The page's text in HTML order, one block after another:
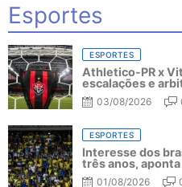
Esportes
ESPORTES
Athletico-PR x
escalações e
03/08/2026
ESPORTES
Interesse dos
três anos,
01/08/2026